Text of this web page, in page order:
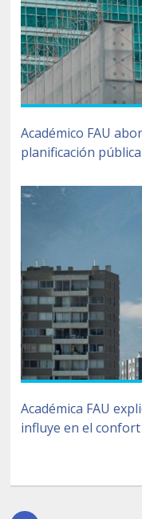
Académico FAU
planificación pública
Académica FAU
influye en el